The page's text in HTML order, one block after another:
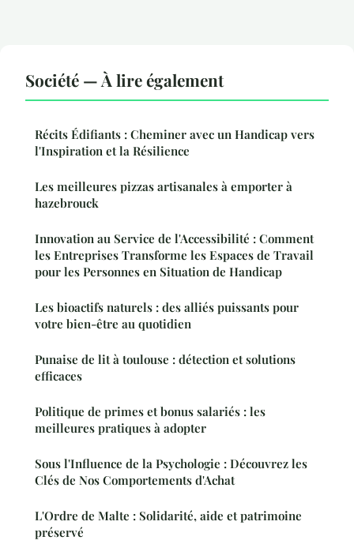
Société — À lire également
Récits Édifiants : Cheminer avec un Handicap vers
l'Inspiration et la Résilience
Les meilleures pizzas artisanales à emporter à
hazebrouck
Innovation au Service de l'Accessibilité : Comment
les Entreprises Transforme les Espaces de Travail
pour les Personnes en Situation de Handicap
Les bioactifs naturels : des alliés puissants pour
votre bien-être au quotidien
Punaise de lit à toulouse : détection et solutions
efficaces
Politique de primes et bonus salariés : les
meilleures pratiques à adopter
Sous l'Influence de la Psychologie : Découvrez les
Clés de Nos Comportements d'Achat
L'Ordre de Malte : Solidarité, aide et patrimoine
préservé